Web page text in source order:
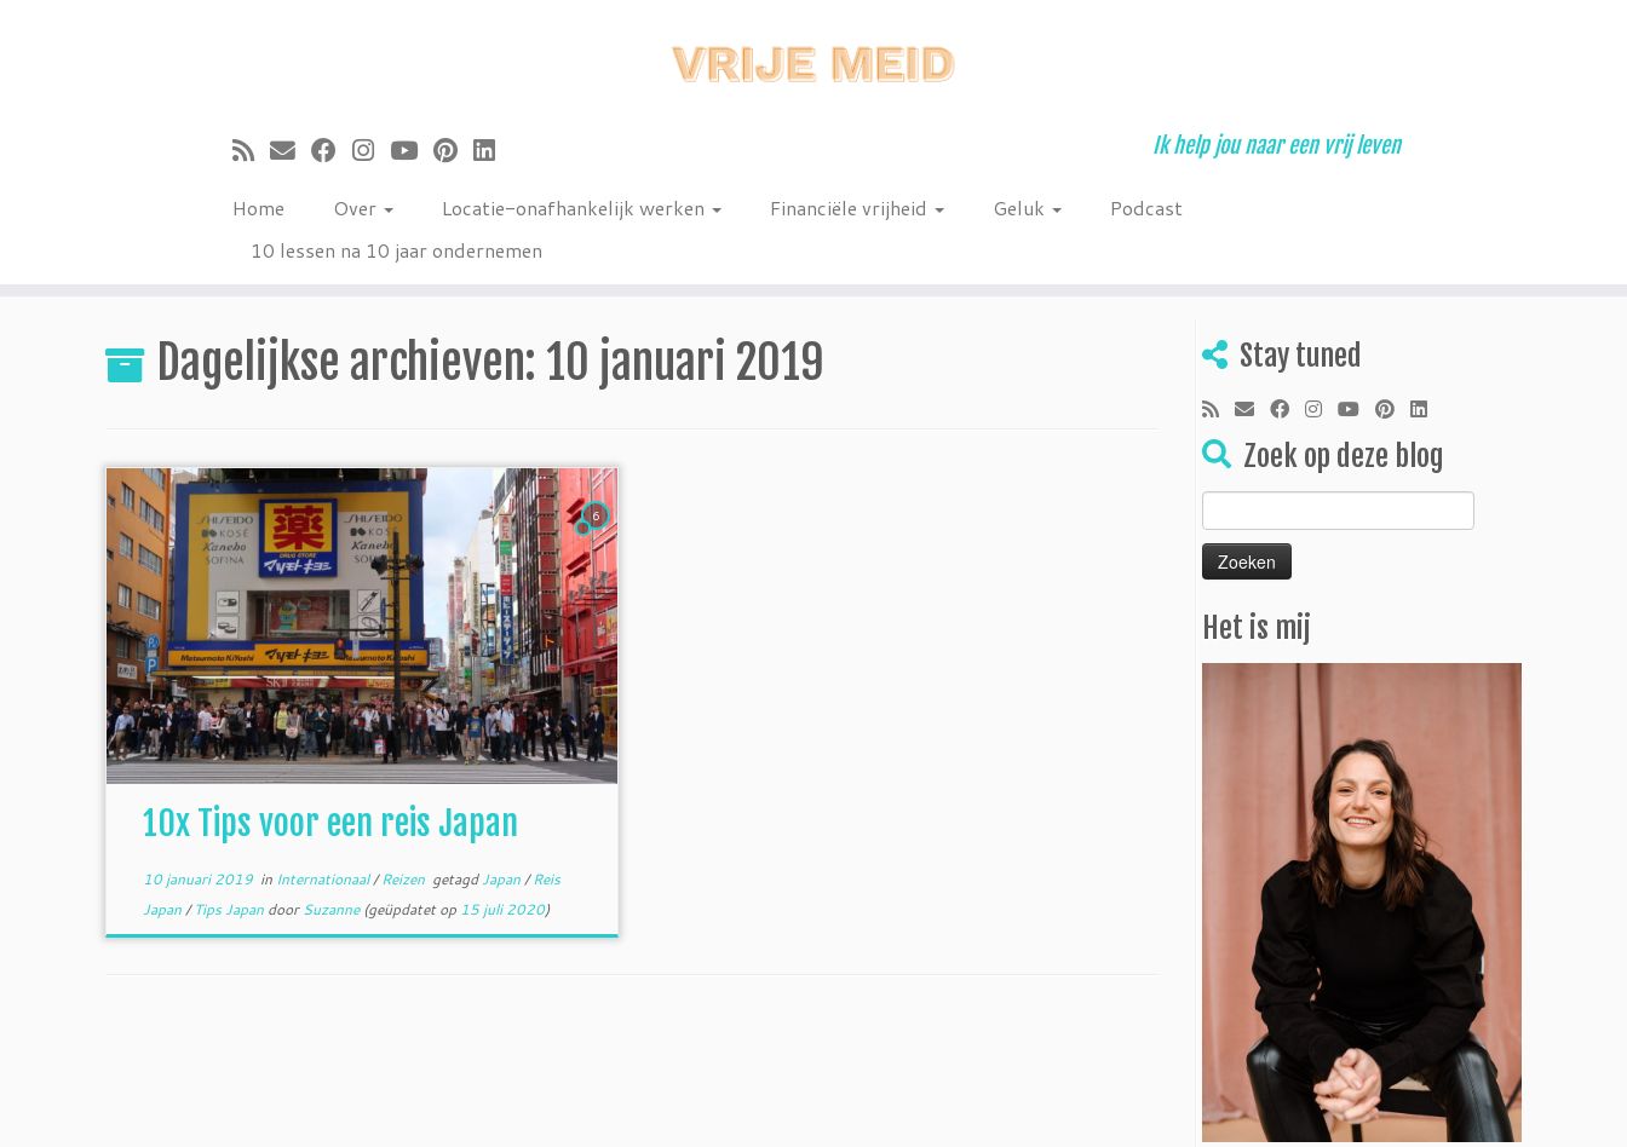
Ik help jou naar een vrij leven
Home Over Locatie-onafhankelijk werken Financiële vrijheid Geluk
Podcast
10 lessen na 10 jaar ondernemen
Dagelijkse archieven: 10 januari 2019
6
10x Tips voor een reis Japan
10 januari 2019in Internationaal/Reizen getagdJapan/Reis
Japan/Tips Japan doorSuzanne(geüpdatet op 15 juli 2020)
Stay tuned
Zoek op deze blog
Zoeken
naar:
Het is mij